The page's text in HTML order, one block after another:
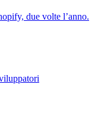
due volte l’anno.